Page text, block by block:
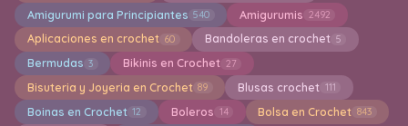
Amigurumi para Principiantes 540 Amigurumis 2492
Aplicaciones en crochet 60 Bandoleras en crochet 5
Bermudas 3 Bikinis en Crochet 27
Bisuteria y Joyeria en Crochet 89 Blusas crochet 111
Boinas en Crochet 12 Boleros 14 Bolsa en Crochet 843